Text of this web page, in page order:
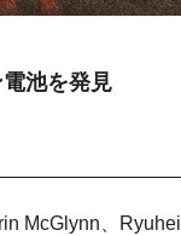
池を発見
McGlynn、Ryuhei